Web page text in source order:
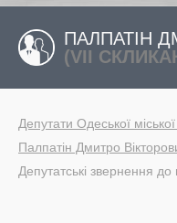
ПАЛПАТІН
(VII
Депутати Одеської
Палпатін Дмитро
Депутатські звернення до